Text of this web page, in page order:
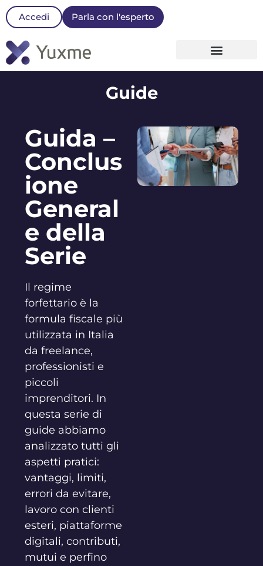
Accedi Parla con l'esperto
Guide
Guida –
Conclus
ione
General
e della
Serie
Il regime
forfettario è la
formula fiscale più
utilizzata in Italia
da freelance,
professionisti e
piccoli
imprenditori. In
questa serie di
guide abbiamo
analizzato tutti gli
aspetti pratici:
vantaggi, limiti,
errori da evitare,
lavoro con clienti
esteri, piattaforme
digitali, contributi,
mutui e perfino